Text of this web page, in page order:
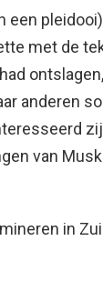
een
met de
anderen
van
in